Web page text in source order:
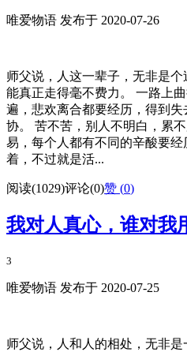
唯爱物语 发布于 2020-07-26
师父说，人这一辈子，无非是
能真正走得毫不费力。 一路上
遍，悲欢离合都要经历，得到
协。 苦不苦，别人不明白，累
易，每个人都有不同的辛酸要
着，不过就是活...
阅读(1029)评论(0)赞 (0)
我对人真心，谁对我
3
唯爱物语 发布于 2020-07-25
师父说，人和人的相处，无非